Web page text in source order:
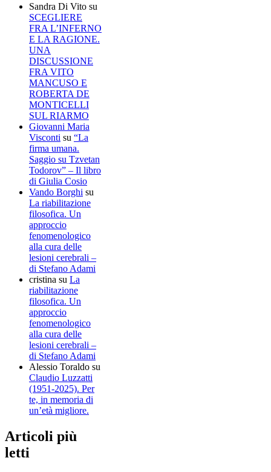
Sandra Di Vito su
SCEGLIERE
FRA L’INFERNO
E LA RAGIONE.
UNA
DISCUSSIONE
FRA VITO
MANCUSO E
ROBERTA DE
MONTICELLI
SUL RIARMO
Giovanni Maria
Visconti su “La
firma umana.
Saggio su Tzvetan
Todorov” – Il libro
di Giulia Cosio
Vando Borghi su
La riabilitazione
filosofica. Un
approccio
fenomenologico
alla cura delle
lesioni cerebrali –
di Stefano Adami
cristina su La
riabilitazione
filosofica. Un
approccio
fenomenologico
alla cura delle
lesioni cerebrali –
di Stefano Adami
Alessio Toraldo su
Claudio Luzzatti
(1951-2025). Per
te, in memoria di
un’età migliore.
Articoli più
letti